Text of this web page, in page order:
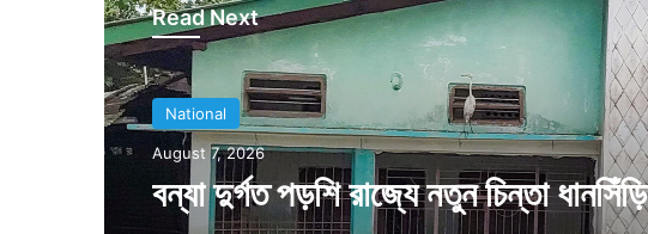
Read Next
National
August 7, 2026
বন্যা দুর্গত পড়শি রাজ্যে নতুন চিন্তা ধানসিঁড়ি